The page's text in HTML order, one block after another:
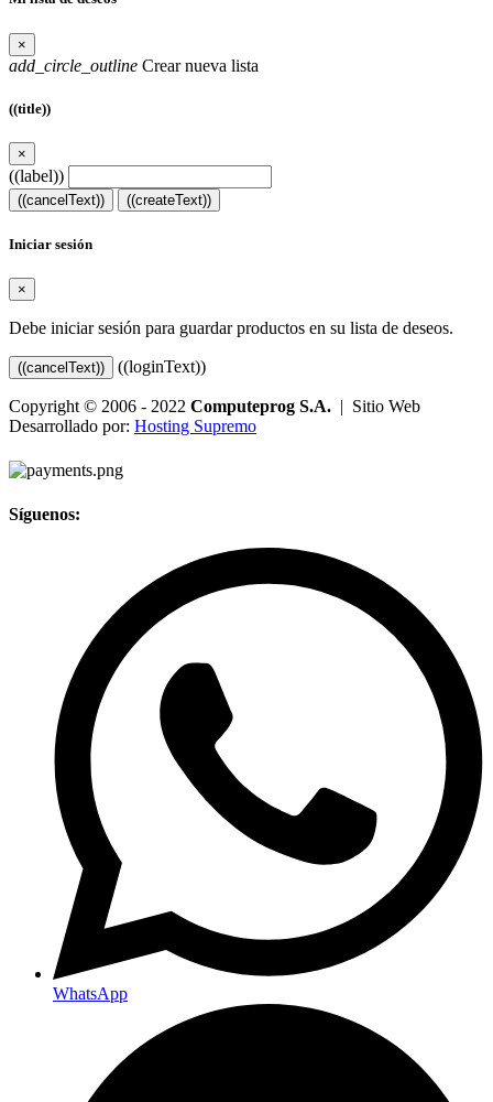
×
add_circle_outline Crear nueva lista
((title))
×
((label))
((cancelText)) ((createText))
Iniciar sesión
×
Debe iniciar sesión para guardar productos en su lista de deseos.
((cancelText)) ((loginText))
Copyright © 2006 - 2022 Computeprog S.A. | Sitio Web
Desarrollado por: Hosting Supremo
Síguenos:
WhatsApp